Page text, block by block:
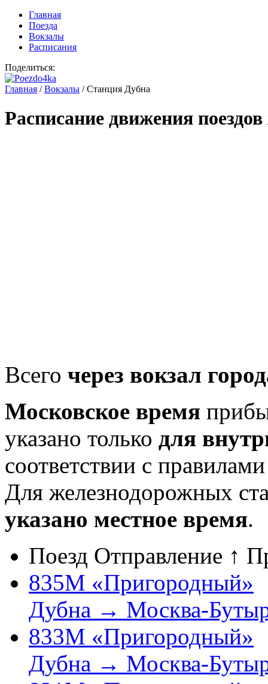
Главная
Поезда
Вокзалы
Расписания
Поделиться:
Главная /Вокзалы /Станция Дубна
Расписание движения
Всего через вокзал
Московское время
указано только для
соответствии с
Для железнодорожных
указано местное время.
Поезд Отправление ↑
835М «Пригородный»
Дубна → Москва-
833М «Пригородный»
Дубна → Москва-